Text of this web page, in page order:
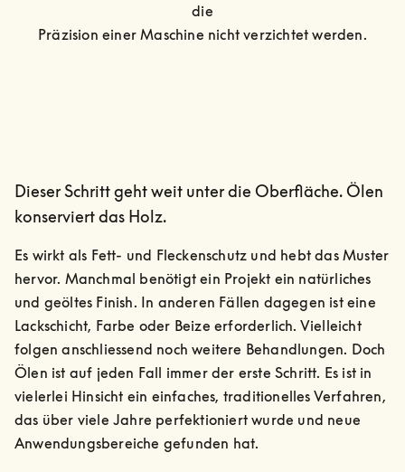
die
Präzision einer Maschine nicht verzichtet werden.
Dieser Schritt geht weit unter die Oberfläche. Ölen
konserviert das Holz.
Es wirkt als Fett- und Fleckenschutz und hebt das Muster
hervor. Manchmal benötigt ein Projekt ein natürliches
und geöltes Finish. In anderen Fällen dagegen ist eine
Lackschicht, Farbe oder Beize erforderlich. Vielleicht
folgen anschliessend noch weitere Behandlungen. Doch
Ölen ist auf jeden Fall immer der erste Schritt. Es ist in
vielerlei Hinsicht ein einfaches, traditionelles Verfahren,
das über viele Jahre perfektioniert wurde und neue
Anwendungsbereiche gefunden hat.